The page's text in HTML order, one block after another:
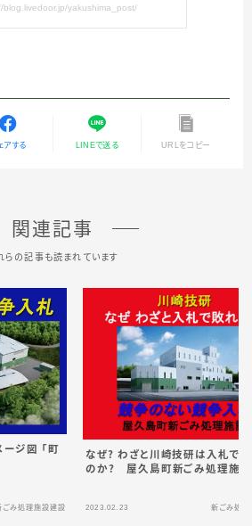
アする LINEで送る URLをコピー
関連記事
らの記事も読まれています
ジ図 「町
ごみ処理施設建設
なぜ？ わざと川崎技研は入札で
のか？ 屋久島町新ごみ処理施設
2023.02.23 新ごみ処